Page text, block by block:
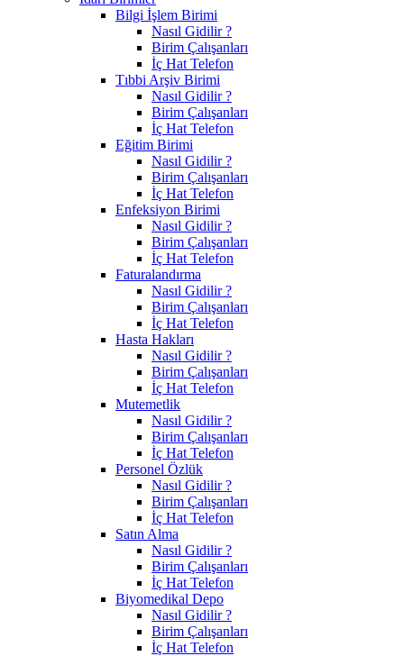
Bilgi İşlem Birimi
Nasıl Gidilir ?
Birim Çalışanları
İç Hat Telefon
Tıbbi Arşiv Birimi
Nasıl Gidilir ?
Birim Çalışanları
İç Hat Telefon
Eğitim Birimi
Nasıl Gidilir ?
Birim Çalışanları
İç Hat Telefon
Enfeksiyon Birimi
Nasıl Gidilir ?
Birim Çalışanları
İç Hat Telefon
Faturalandırma
Nasıl Gidilir ?
Birim Çalışanları
İç Hat Telefon
Hasta Hakları
Nasıl Gidilir ?
Birim Çalışanları
İç Hat Telefon
Mutemetlik
Nasıl Gidilir ?
Birim Çalışanları
İç Hat Telefon
Personel Özlük
Nasıl Gidilir ?
Birim Çalışanları
İç Hat Telefon
Satın Alma
Nasıl Gidilir ?
Birim Çalışanları
İç Hat Telefon
Biyomedikal Depo
Nasıl Gidilir ?
Birim Çalışanları
İç Hat Telefon